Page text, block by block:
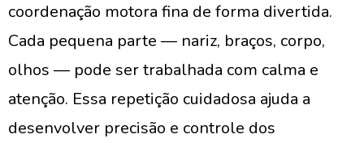
coordenação motora fina de forma divertida.
Cada pequena parte — nariz, braços, corpo,
olhos — pode ser trabalhada com calma e
atenção. Essa repetição cuidadosa ajuda a
desenvolver precisão e controle dos